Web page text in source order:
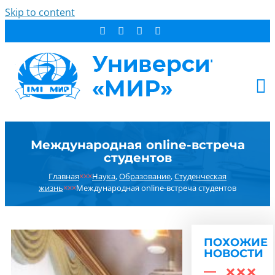
Skip to content
СТУДЕНТУ
ОБ УНИВЕРСИТЕТЕ
НОВОСТИ
РЕЗУЛЬТАТ ПОИСКА:
Международная оnline-встреча
студентов
Главная×××Наука,Образование,Студенческая
жизнь×××Международная оnline-встреча студентов
ПОХОЖИЕ
НОВОСТИ